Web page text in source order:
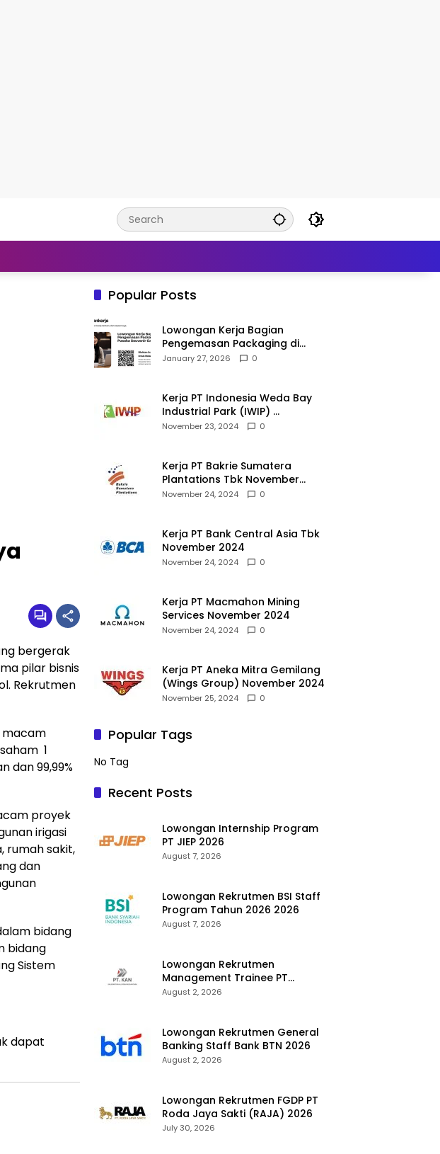
bergerak
pilar bisnis
Rekrutmen
macam
1
dan 99,99%
proyek
irigasi
rumah sakit,
dan
bidang
bidang
Sistem
dapat
Popular Posts
Lowongan Kerja Bagian
Pengemasan Packaging di
Pusaka Souvenir Gallery
January 27, 2026 0
Kerja PT Indonesia Weda Bay
Industrial Park (IWIP)
November 2024
November 23, 2024 0
Kerja PT Bakrie Sumatera
Plantations Tbk November
2024
November 24, 2024 0
Kerja PT Bank Central Asia Tbk
November 2024
November 24, 2024 0
Kerja PT Macmahon Mining
Services November 2024
November 24, 2024 0
Kerja PT Aneka Mitra Gemilang
(Wings Group) November 2024
November 25, 2024 0
Popular Tags
No Tag
Recent Posts
Lowongan Internship Program
PT JIEP 2026
August 7, 2026
Lowongan Rekrutmen BSI Staff
Program Tahun 2026 2026
August 7, 2026
Lowongan Rekrutmen
Management Trainee PT
Kalimantan Alumina Nusantara
August 2, 2026
Lowongan Rekrutmen General
Banking Staff Bank BTN 2026
August 2, 2026
Lowongan Rekrutmen FGDP PT
Roda Jaya Sakti (RAJA) 2026
July 30, 2026